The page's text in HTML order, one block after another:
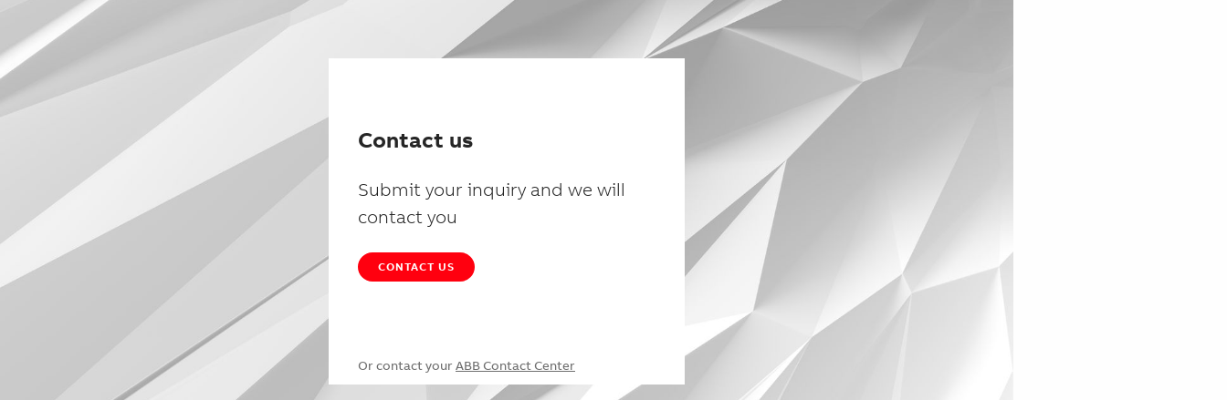
Contact us
Submit your inquiry and we will
contact you
CONTACT US
Or contact your ABB Contact Center